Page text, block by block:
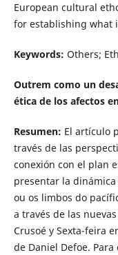
European cultural
for establishing what
Keywords: Others;
Outrem como un
ética de los afectos
Resumen: El artículo
través de las
conexión con el plan
presentar la
ou os limbos do
a través de las
Crusoé y Sexta-feira
de Daniel Defoe.